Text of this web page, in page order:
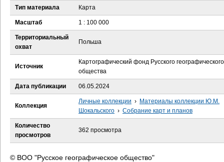
д
е
с
ь
Тип материала Карта
Масштаб 1 : 100 000
Территориальный
охват
Польша
Источник
Картографический фонд Русского географического
общества
Дата публикации 06.05.2024
Коллекция
Личные коллекции › Материалы коллекции Ю.М.
Шокальского › Собрание карт и планов
Количество
просмотров
362 просмотра
© ВОО "Русское географическое общество"